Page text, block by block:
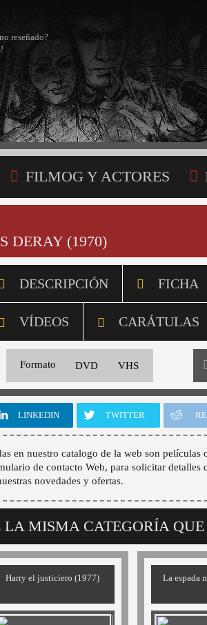
reseñado?
FILMOG Y ACTORES
DERAY (1970)
DESCRIPCIÓN FICHA
VÍDEOS CARÁTULAS
Formato DVD VHS
LINKEDIN TWITTER
en nuestro catalogo de la web son
de contacto Web, para solicitar detalles
novedades y ofertas.
MISMA CATEGORÍA
Harry el justiciero (1977) La espada